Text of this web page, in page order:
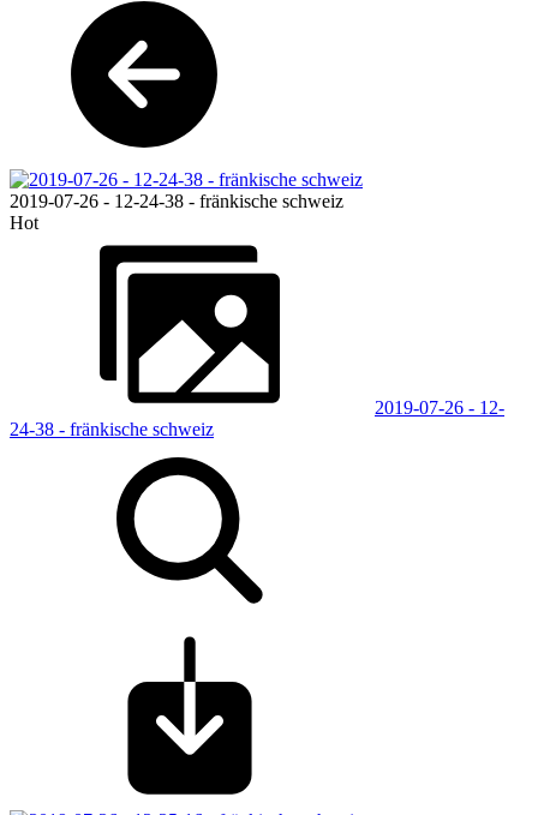
2019-07-26 - 12-24-38 - fränkische schweiz
Hot
2019-07-26 - 12-
24-38 - fränkische schweiz